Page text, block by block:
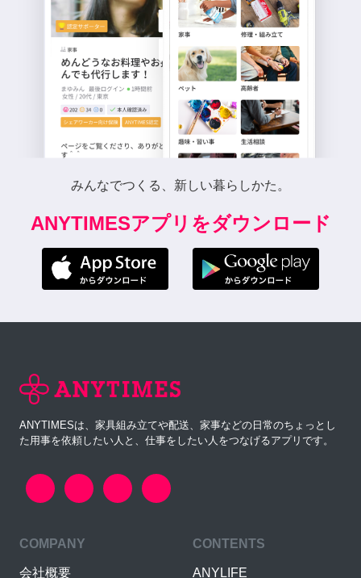
みんなでつくる、新しい暮らしかた。
ANYTIMESアプリをダウンロード
ANYTIMESは、家具組み立てや配送、家事などの日常のちょっとし
た用事を依頼したい人と、仕事をしたい人をつなげるアプリです。
COMPANY
会社概要
CONTENTS
ANYLIFE